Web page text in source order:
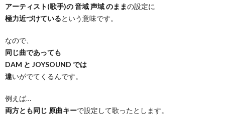
アーティスト(歌手)の 音域 声域 のままの設定に
極力近づけているという意味です。
なので、
同じ曲であっても
DAM と JOYSOUND では
違いがでてくるんです。
例えば…
両方とも同じ 原曲キーで設定して歌ったとします。